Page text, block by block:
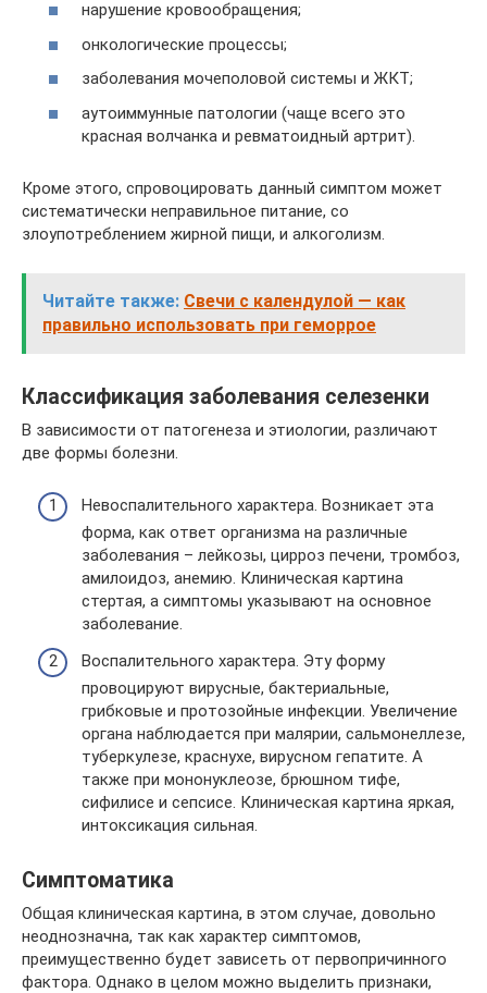
нарушение кровообращения;
онкологические процессы;
заболевания мочеполовой системы и ЖКТ;
аутоиммунные патологии (чаще всего это
красная волчанка и ревматоидный артрит).
Кроме этого, спровоцировать данный симптом может
систематически неправильное питание, со
злоупотреблением жирной пищи, и алкоголизм.
Читайте также: Свечи с календулой — как
правильно использовать при геморрое
Классификация заболевания селезенки
В зависимости от патогенеза и этиологии, различают
две формы болезни.
Невоспалительного характера. Возникает эта
форма, как ответ организма на различные
заболевания – лейкозы, цирроз печени, тромбоз,
амилоидоз, анемию. Клиническая картина
стертая, а симптомы указывают на основное
заболевание.
Воспалительного характера. Эту форму
провоцируют вирусные, бактериальные,
грибковые и протозойные инфекции. Увеличение
органа наблюдается при малярии, сальмонеллезе,
туберкулезе, краснухе, вирусном гепатите. А
также при мононуклеозе, брюшном тифе,
сифилисе и сепсисе. Клиническая картина яркая,
интоксикация сильная.
Симптоматика
Общая клиническая картина, в этом случае, довольно
неоднозначна, так как характер симптомов,
преимущественно будет зависеть от первопричинного
фактора. Однако в целом можно выделить признаки,